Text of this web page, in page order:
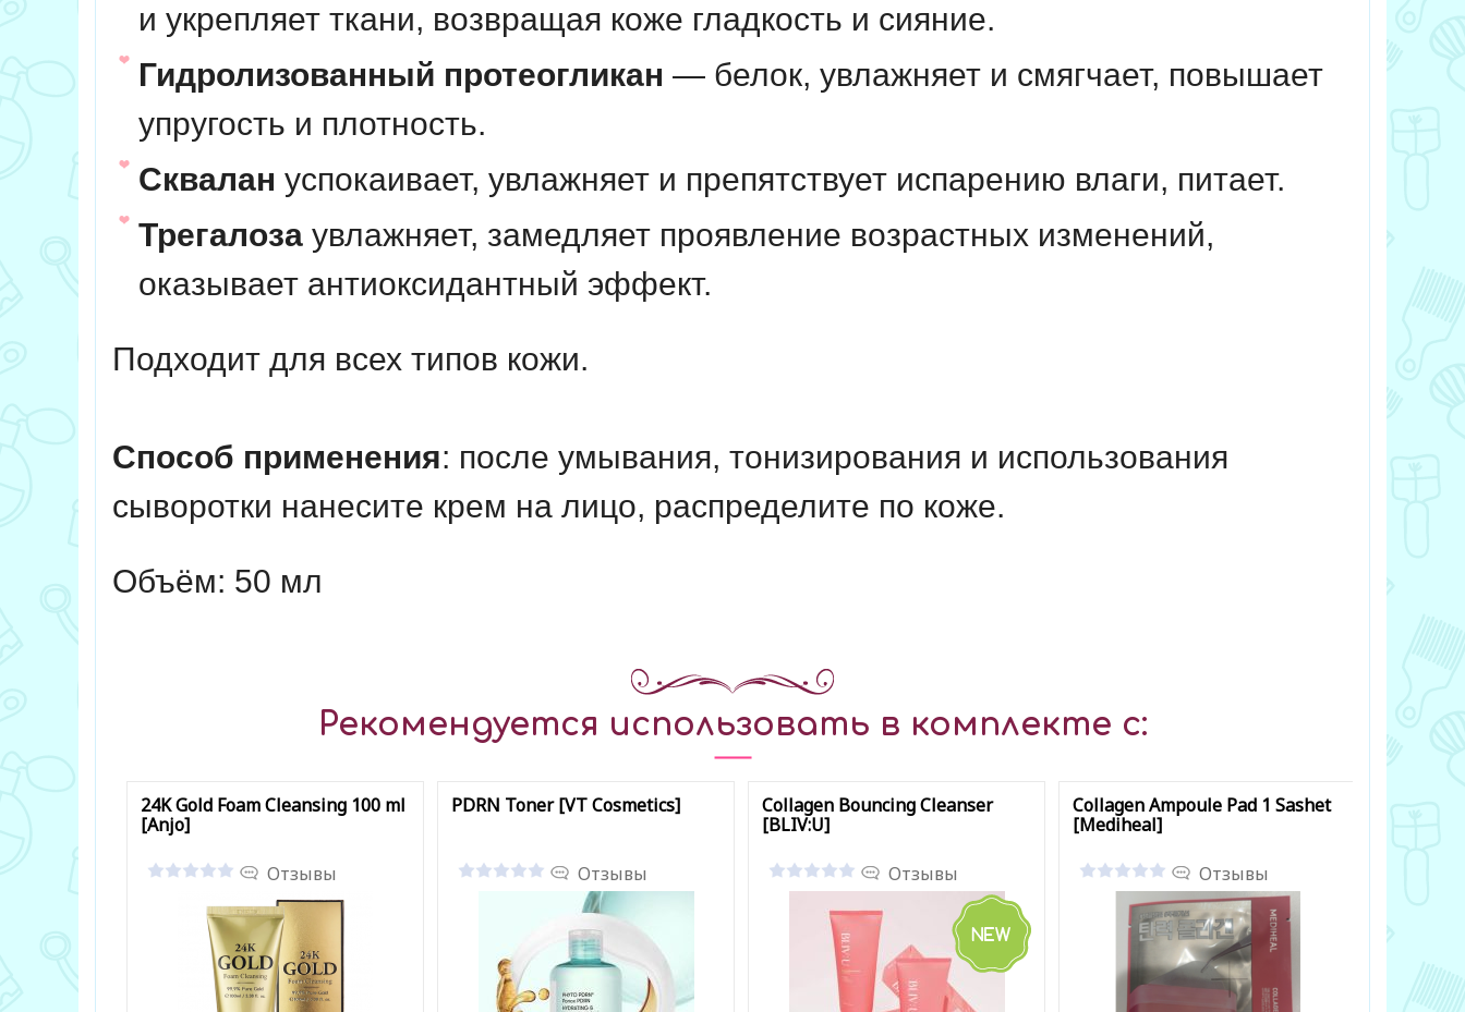
и укрепляет ткани, возвращая коже гладкость и сияние.
Гидролизованный протеогликан — белок, увлажняет и смягчает, повышает
упругость и плотность.
Сквалан успокаивает, увлажняет и препятствует испарению влаги, питает.
Трегалоза увлажняет, замедляет проявление возрастных изменений,
оказывает антиоксидантный эффект.
Подходит для всех типов кожи.
Способ применения: после умывания, тонизирования и использования
сыворотки нанесите крем на лицо, распределите по коже.
Объём: 50 мл
Рекомендуется использовать в комплекте с:
24K Gold Foam Cleansing 100 ml
[Anjo]
Отзывы
PDRN Toner [VT Cosmetics]
Отзывы
Collagen Bouncing Cleanser
[BLIV:U]
Отзывы
Collagen Ampoule Pad 1 Sashet
[Mediheal]
Отзывы